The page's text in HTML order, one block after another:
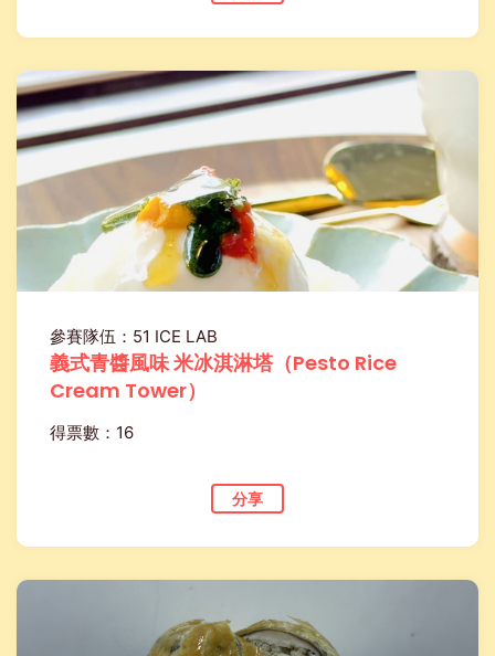
參賽隊伍：51 ICE LAB
義式青醬風味 米冰淇淋塔（Pesto Rice
Cream Tower）
得票數：16
分享